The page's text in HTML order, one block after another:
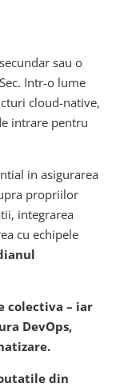
sau o
Intr-o lume
cloud-native,
intrare pentru
in asigurarea
propriilor
integrarea
cu echipele
colectiva – iar
DevOps,
din